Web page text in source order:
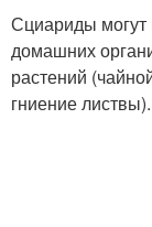
Сциариды могут
домашних
растений
гниение листвы).